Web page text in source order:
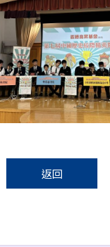
返回